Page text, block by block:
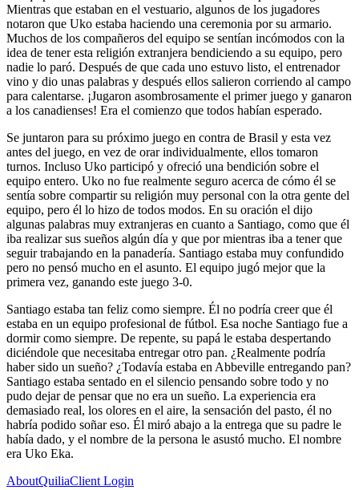
Mientras que estaban en el vestuario, algunos de los jugadores
notaron que Uko estaba haciendo una ceremonia por su armario.
Muchos de los compañeros del equipo se sentían incómodos con la
idea de tener esta religión extranjera bendiciendo a su equipo, pero
nadie lo paró. Después de que cada uno estuvo listo, el entrenador
vino y dio unas palabras y después ellos salieron corriendo al campo
para calentarse. ¡Jugaron asombrosamente el primer juego y ganaron
a los canadienses! Era el comienzo que todos habían esperado.
Se juntaron para su próximo juego en contra de Brasil y esta vez
antes del juego, en vez de orar individualmente, ellos tomaron
turnos. Incluso Uko participó y ofreció una bendición sobre el
equipo entero. Uko no fue realmente seguro acerca de cómo él se
sentía sobre compartir su religión muy personal con la otra gente del
equipo, pero él lo hizo de todos modos. En su oración el dijo
algunas palabras muy extranjeras en cuanto a Santiago, como que él
iba realizar sus sueños algún día y que por mientras iba a tener que
seguir trabajando en la panadería. Santiago estaba muy confundido
pero no pensó mucho en el asunto. El equipo jugó mejor que la
primera vez, ganando este juego 3-0.
Santiago estaba tan feliz como siempre. Él no podría creer que él
estaba en un equipo profesional de fútbol. Esa noche Santiago fue a
dormir como siempre. De repente, su papá le estaba despertando
diciéndole que necesitaba entregar otro pan. ¿Realmente podría
haber sido un sueño? ¿Todavía estaba en Abbeville entregando pan?
Santiago estaba sentado en el silencio pensando sobre todo y no
pudo dejar de pensar que no era un sueño. La experiencia era
demasiado real, los olores en el aire, la sensación del pasto, él no
habría podido soñar eso. Él miró abajo a la entrega que su padre le
había dado, y el nombre de la persona le asustó mucho. El nombre
era Uko Eka.
AboutQuiliaClient Login